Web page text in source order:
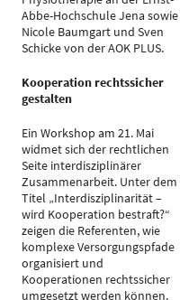
Abbe-Hochschule Jena sowie
Nicole Baumgart und Sven
Schicke von der AOK PLUS.
Kooperation rechtssicher
gestalten
Ein Workshop am 21. Mai
widmet sich der rechtlichen
Seite interdisziplinärer
Zusammenarbeit. Unter dem
Titel „Interdisziplinarität –
wird Kooperation bestraft?“
zeigen die Referenten, wie
komplexe Versorgungspfade
organisiert und
Kooperationen rechtssicher
umgesetzt werden können.